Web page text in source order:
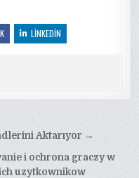
LINKEDIN
Aktarıyor →
i ochrona graczy w
uzytkownikow